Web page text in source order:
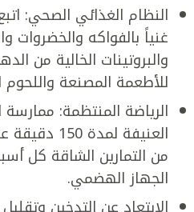
النظام الغذائي الصحي:
غنياً بالفواكه والخضروات
والبروتينات الخالية من
للأطعمة المصنعة واللحوم
الرياضة المنتظمة: ممارسة
من التمارين الشاقة كل
الجهاز الهضمي.